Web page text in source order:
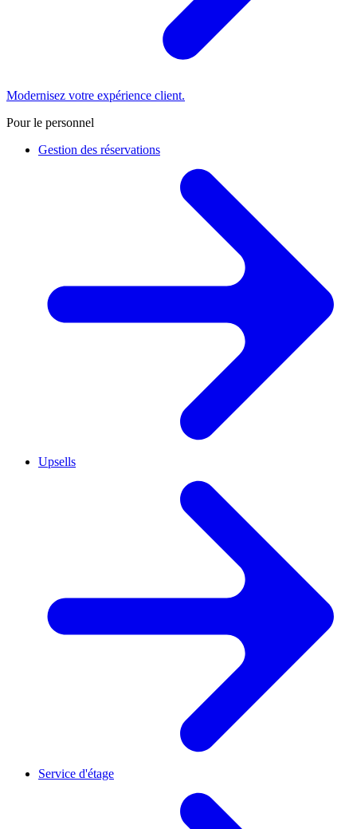
Modernisez votre expérience client.
Pour le personnel
Gestion des réservations
Upsells
Service d'étage